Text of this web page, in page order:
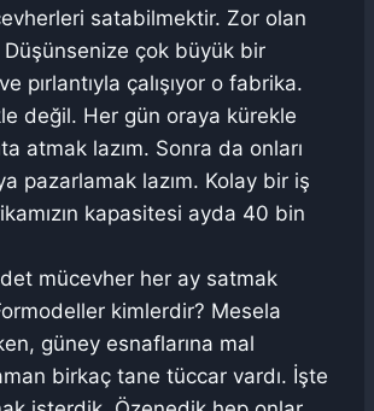
satabilmektir. Zor olan
Düşünsenize çok büyük bir
pırlantıyla çalışıyor o fabrika.
değil. Her gün oraya kürekle
atmak lazım. Sonra da onları
pazarlamak lazım. Kolay bir iş
kapasitesi ayda 40 bin
mücevher her ay satmak
kimlerdir? Mesela
güney esnaflarına mal
birkaç tane tüccar vardı. İşte